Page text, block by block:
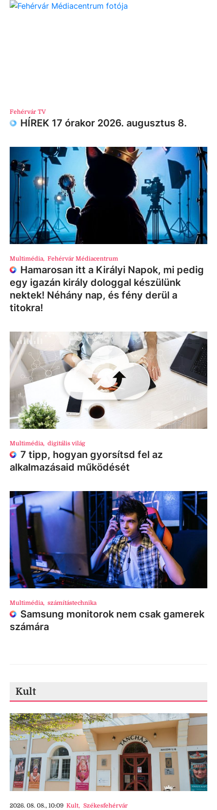
Fehérvár TV
HÍREK 17 órakor 2026. augusztus 8.
Multimédia, Fehérvár Médiacentrum
Hamarosan itt a Királyi Napok, mi pedig
egy igazán király dologgal készülünk
nektek! Néhány nap, és fény derül a
titokra!
Multimédia, digitális világ
7 tipp, hogyan gyorsítsd fel az
alkalmazásaid működését
Multimédia, számítástechnika
Samsung monitorok nem csak gamerek
számára
Kult
2026. 08. 08., 10:09 Kult, Székesfehérvár